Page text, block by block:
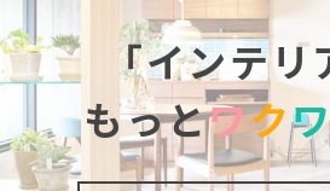
「インテ
もっとワク